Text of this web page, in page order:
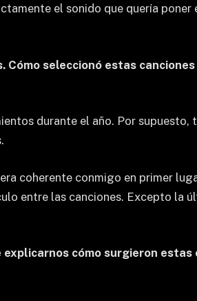
el sonido que quería
seleccionó estas
durante el año. Por supuesto,
coherente conmigo en primer
entre las canciones. Excepto la
cómo surgieron estas